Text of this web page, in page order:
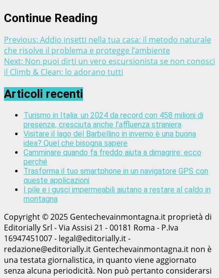
Continue Reading
Previous: Addio insetti nella tua casa: il metodo naturale
che risolve il problema e protegge l’ambiente
Next: Non puoi dirti un vero escursionista se non conosci
il Climb & Clean: lo adorano tutti
Articoli recenti
Turismo in Italia: un 2024 da record con 458 milioni di
presenze, cresciuta anche l’affluenza straniera
Visitare il lago del Barbellino in inverno è una buona
idea? Quel che bisogna sapere
Camminare quando fa freddo aiuta a dimagrire: ecco
perché
Trasforma il tuo smartphone in un navigatore GPS con
queste applicazioni
I pile e i gusci impermeabili aiutano a restare al caldo in
montagna
Copyright © 2025 Gentechevainmontagna.it proprietà di
Editorially Srl - Via Assisi 21 - 00181 Roma - P.Iva
16947451007 - legal@editorially.it -
redazione@editorially.it Gentechevainmontagna.it non è
una testata giornalistica, in quanto viene aggiornato
senza alcuna periodicità. Non può pertanto considerarsi